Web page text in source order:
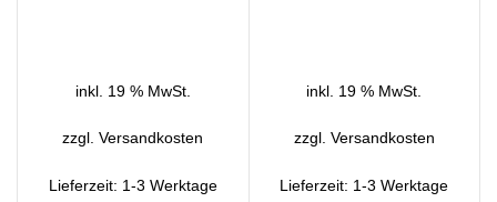
inkl. 19 % MwSt.
zzgl.Versandkosten
Lieferzeit: 1-3 Werktage
inkl. 19 % MwSt.
zzgl. Versandkosten
Lieferzeit: 1-3 Werktage